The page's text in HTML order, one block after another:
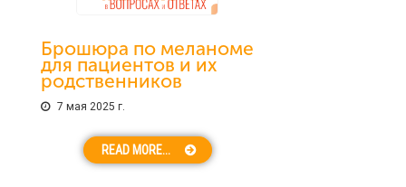
Брошюра по меланоме
для пациентов и их
родственников
7 мая 2025 г.
READ MORE...